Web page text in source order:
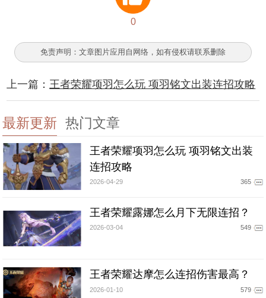
0
免责声明：文章图片应用自网络，如有侵权请联系删除
上一篇： 王者荣耀项羽怎么玩 项羽铭文出装连招攻略
最新更新 热门文章
王者荣耀项羽怎么玩 项羽铭文出装
连招攻略
2026-04-29 365
王者荣耀露娜怎么月下无限连招？
2026-03-04 549
王者荣耀达摩怎么连招伤害最高？
2026-01-10 579